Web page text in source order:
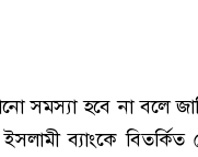
হবে না বলে
ব্যাংকে